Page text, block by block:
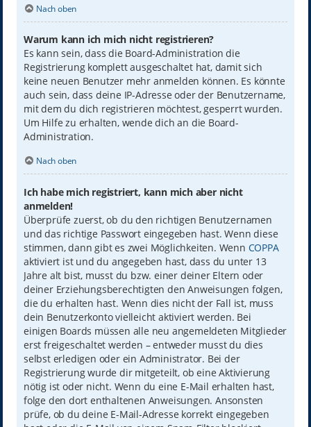
Nach oben
Warum kann ich mich nicht registrieren?
Es kann sein, dass die Board-Administration die
Registrierung komplett ausgeschaltet hat, damit sich
keine neuen Benutzer mehr anmelden können. Es könnte
auch sein, dass deine IP-Adresse oder der Benutzername,
mit dem du dich registrieren möchtest, gesperrt wurden.
Um Hilfe zu erhalten, wende dich an die Board-
Administration.
Nach oben
Ich habe mich registriert, kann mich aber nicht
anmelden!
Überprüfe zuerst, ob du den richtigen Benutzernamen
und das richtige Passwort eingegeben hast. Wenn diese
stimmen, dann gibt es zwei Möglichkeiten. Wenn COPPA
aktiviert ist und du angegeben hast, dass du unter 13
Jahre alt bist, musst du bzw. einer deiner Eltern oder
deiner Erziehungsberechtigten den Anweisungen folgen,
die du erhalten hast. Wenn dies nicht der Fall ist, muss
dein Benutzerkonto vielleicht aktiviert werden. Bei
einigen Boards müssen alle neu angemeldeten Mitglieder
erst freigeschaltet werden – entweder musst du dies
selbst erledigen oder ein Administrator. Bei der
Registrierung wurde dir mitgeteilt, ob eine Aktivierung
nötig ist oder nicht. Wenn du eine E-Mail erhalten hast,
folge den dort enthaltenen Anweisungen. Ansonsten
prüfe, ob du deine E-Mail-Adresse korrekt eingegeben